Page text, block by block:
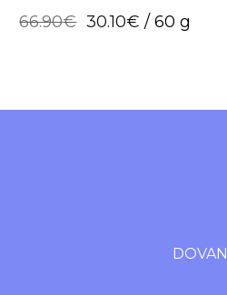
out
66.90€ 30.10€ / 60 g